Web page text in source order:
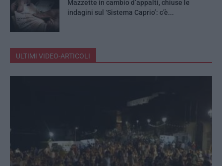
Mazzette in cambio d’appalti, chiuse le
indagini sul ‘Sistema Caprio’: c’è...
ULTIMI VIDEO-ARTICOLI